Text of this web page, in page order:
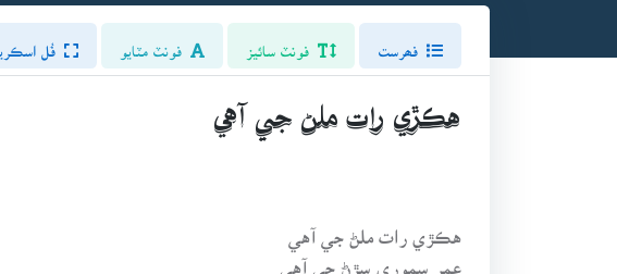
فُل
هڪڙي رات ملڻ جي آهي
هڪڙي رات ملڻ جي آهي
عمر سموري سڙڻ جي آهي